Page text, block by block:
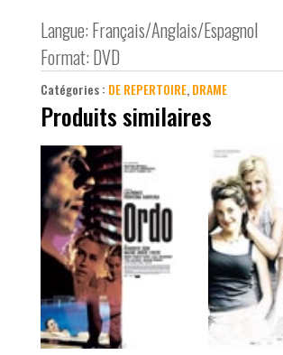
Langue: Français/Anglais/Espagnol
Format: DVD
Catégories : DE REPERTOIRE,DRAME
Produits similaires